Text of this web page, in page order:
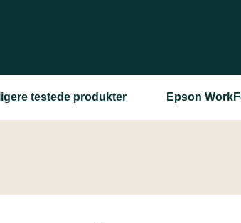
testede produkter Epson